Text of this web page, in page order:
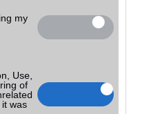
my
Use,
of
was
várakozás közben
megfelelően optimalizált